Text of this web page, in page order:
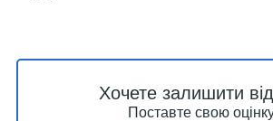
Хочете залишити
Поставте свою